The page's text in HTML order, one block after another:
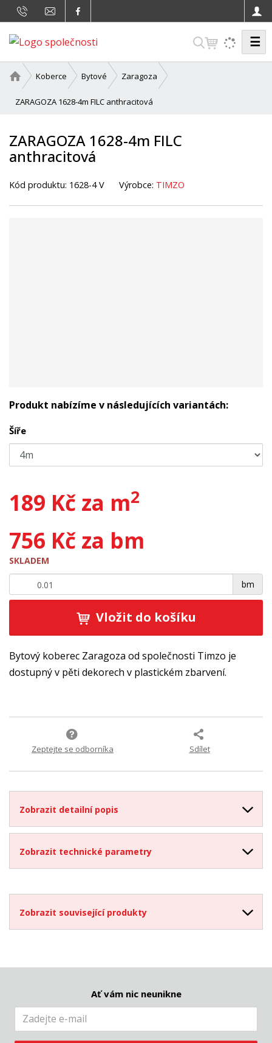
V
☰
v
o
í
s
r
n
Koberce Bytové Zaragoza
ZARAGOZA 1628-4m FILC anthracitová
ZARAGOZA 1628-4m FILC
anthracitová
Kód produktu: 1628-4 V Výrobce: TIMZO
Produkt nabízíme v následujících variantách:
Šíře
189 Kč za m2
756 Kč za bm
SKLADEM
bm
+-
Vložit do košíku
Bytový koberec Zaragoza od společnosti Timzo je
dostupný v pěti dekorech v plastickém zbarvení.
Zeptejte se odborníka Sdílet
Zobrazit detailní popis
Zobrazit technické parametry
Zobrazit související produkty
Ať vám nic neunikne